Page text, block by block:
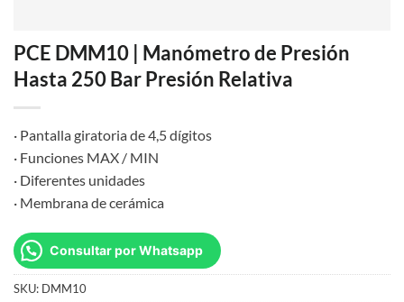
PCE DMM10 | Manómetro de Presión
Hasta 250 Bar Presión Relativa
· Pantalla giratoria de 4,5 dígitos
· Funciones MAX / MIN
· Diferentes unidades
· Membrana de cerámica
Consultar por Whatsapp
SKU: DMM10